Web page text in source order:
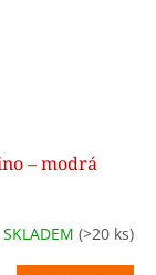
– modrá
SKLADEM (>20 ks)